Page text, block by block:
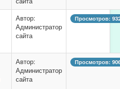
Автор:
Администратор
сайта
Просмотров:
Автор:
Администратор
сайта
Просмотров: